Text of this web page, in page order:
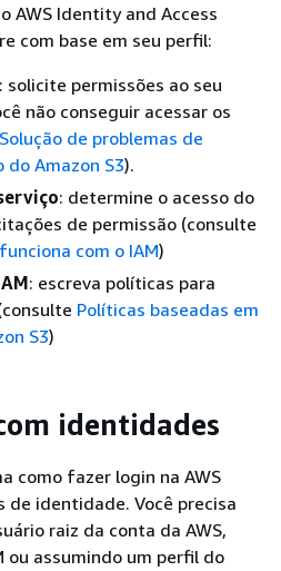
AWS Identity and Access
com base em seu perfil:
: solicite permissões ao seu
não conseguir acessar os
Solução de problemas de
Amazon S3).
: determine o acesso do
de permissão (consulte
com o IAM)
: escreva políticas para
Políticas baseadas em
S3)
identidades
como fazer login na AWS
de identidade. Você precisa
raiz da conta da AWS,
ou assumindo um perfil do